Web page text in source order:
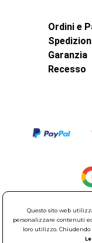
Ordini e
Garanzia
Recesso
© Elettroservice
Questo sito web
personalizzare contenuti
loro utilizzo. Chiudendo